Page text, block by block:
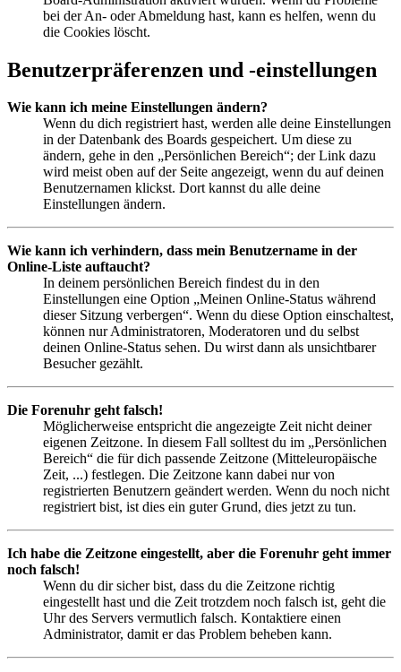
bei der An- oder Abmeldung hast, kann es helfen, wenn du
die Cookies löscht.
Benutzerpräferenzen und -einstellungen
Wie kann ich meine Einstellungen ändern?
Wenn du dich registriert hast, werden alle deine Einstellungen
in der Datenbank des Boards gespeichert. Um diese zu
ändern, gehe in den „Persönlichen Bereich“; der Link dazu
wird meist oben auf der Seite angezeigt, wenn du auf deinen
Benutzernamen klickst. Dort kannst du alle deine
Einstellungen ändern.
Wie kann ich verhindern, dass mein Benutzername in der
Online-Liste auftaucht?
In deinem persönlichen Bereich findest du in den
Einstellungen eine Option „Meinen Online-Status während
dieser Sitzung verbergen“. Wenn du diese Option einschaltest,
können nur Administratoren, Moderatoren und du selbst
deinen Online-Status sehen. Du wirst dann als unsichtbarer
Besucher gezählt.
Die Forenuhr geht falsch!
Möglicherweise entspricht die angezeigte Zeit nicht deiner
eigenen Zeitzone. In diesem Fall solltest du im „Persönlichen
Bereich“ die für dich passende Zeitzone (Mitteleuropäische
Zeit, ...) festlegen. Die Zeitzone kann dabei nur von
registrierten Benutzern geändert werden. Wenn du noch nicht
registriert bist, ist dies ein guter Grund, dies jetzt zu tun.
Ich habe die Zeitzone eingestellt, aber die Forenuhr geht immer
noch falsch!
Wenn du dir sicher bist, dass du die Zeitzone richtig
eingestellt hast und die Zeit trotzdem noch falsch ist, geht die
Uhr des Servers vermutlich falsch. Kontaktiere einen
Administrator, damit er das Problem beheben kann.